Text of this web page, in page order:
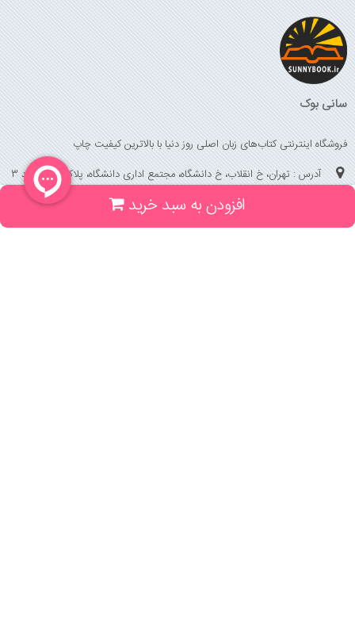
افزودن به سبد خرید
سانی بوک
فروشگاه اینترنتی کتاب‌های زبان اصلی روز دنیا با بالاترین کیفیت چاپ
آدرس : تهران، خ انقلاب، خ دانشگاه، مجتمع اداری دانشگاه، پلاک 158 واحد 3
(جهت خرید حضوری، تلفنی ، پیگیری سفارشات سایت با شماره تلفن 02166175070
تماس حاصل فرمایید)